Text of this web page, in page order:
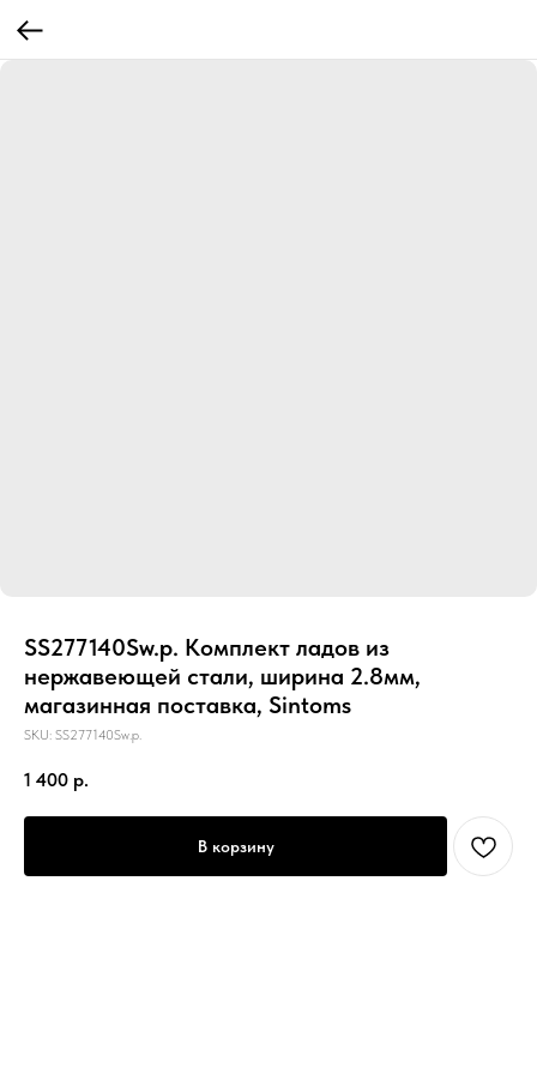
SS277140Sw.p. Комплект ладов из
нержавеющей стали, ширина 2.8мм,
магазинная поставка, Sintoms
SKU: SS277140Sw.p.
1 400 р.
В корзину